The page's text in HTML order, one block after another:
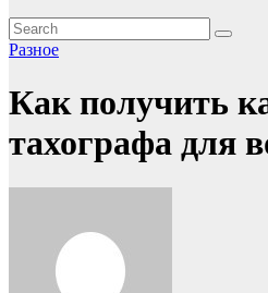
Разное
Как получить
тахографа для